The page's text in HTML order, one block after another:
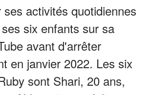
activités quotidiennes
six enfants sur sa
avant d'arrêter
en janvier 2022. Les six
sont Shari, 20 ans,